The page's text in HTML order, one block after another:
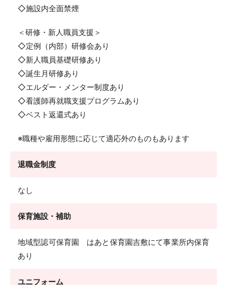
◇施設内全面禁煙
＜研修・新人職員支援＞
◇定例（内部）研修会あり
◇新人職員基礎研修あり
◇誕生月研修あり
◇エルダー・メンター制度あり
◇看護師再就職支援プログラムあり
◇ベスト返還式あり
※職種や雇用形態に応じて適応外のものもあります
退職金制度
なし
保育施設・補助
地域型認可保育園 はあと保育園吉敷にて事業所内保育
あり
ユニフォーム